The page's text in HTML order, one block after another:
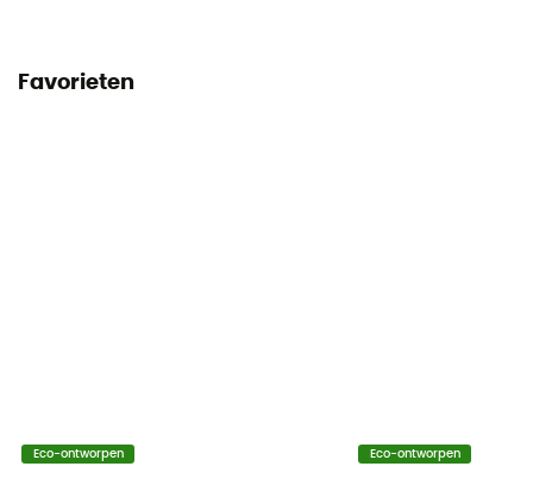
Favorieten
Eco-ontworpen Eco-ontworpen